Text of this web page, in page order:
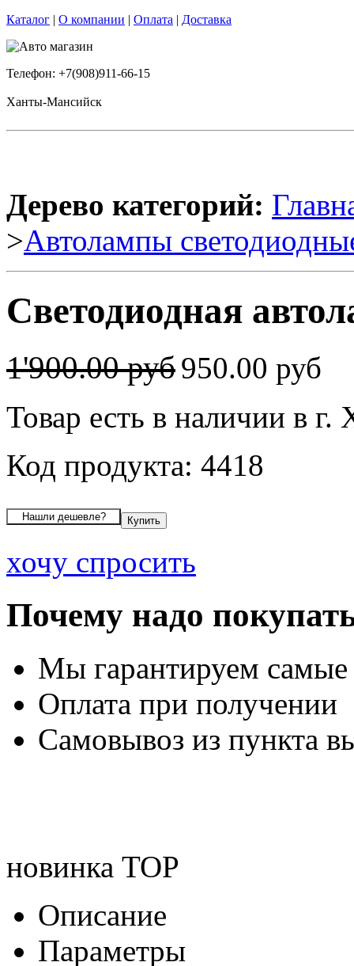
Каталог | О компании | Оплата | Доставка
Телефон: +7(908)911-66-15
Ханты-Мансийск
Дерево категорий:
>Автолампы
Светодиодная
1'900.00 руб950.00 руб
Товар есть в наличии в
Код продукта: 4418
хочу спросить
Почему надо
Мы гарантируем
Оплата при получении
Самовывоз из пункта
новинка TOP
Описание
Параметры